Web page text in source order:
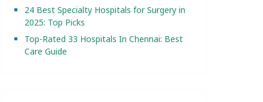
24 Best Specialty Hospitals for Surgery in
2025: Top Picks
Top-Rated 33 Hospitals In Chennai: Best
Care Guide